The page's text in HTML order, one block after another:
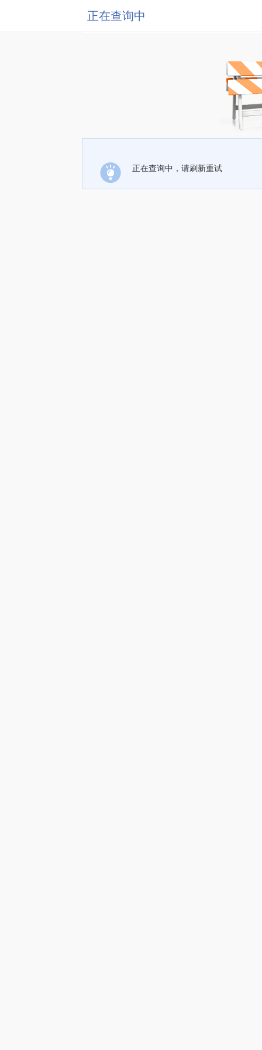
正在查询中
正在查询中，请刷新重试